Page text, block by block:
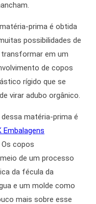
prima é obtida
possibilidades de
transformar em um
de copos
rígido que se
virar adubo orgânico.
matéria-prima é
Embalagens
Os copos
de um processo
da fécula da
e um molde como
mais sobre esse